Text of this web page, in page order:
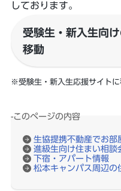
しております。
受験生・新入生向
移動
※受験生・新入生応援サイトに
-このページの内容
生協提携不動産でお部
進級生向け住まい相談
下宿・アパート情報
松本キャンパス周辺の